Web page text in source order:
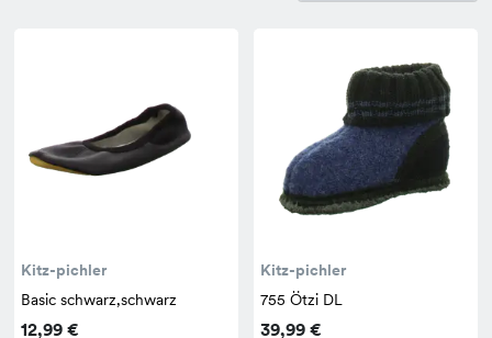
Kitz-pichler
Basic schwarz,schwarz
12,99 €
Kitz-pichler
755 Ötzi DL
39,99 €